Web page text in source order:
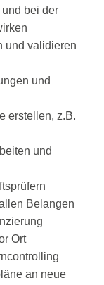
bei der
und validieren
und
erstellen, z.B.
und
Belangen
Ort
an neue